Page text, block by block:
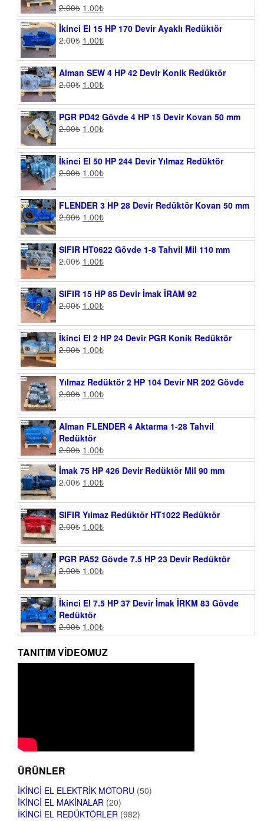
2.00₺ 1.00₺
İkinci El 15 HP 170 Devir Ayaklı Redüktör
2.00₺ 1.00₺
Alman SEW 4 HP 42 Devir Konik Redüktör
2.00₺ 1.00₺
PGR PD42 Gövde 4 HP 15 Devir Kovan 50 mm
2.00₺ 1.00₺
İkinci El 50 HP 244 Devir Yılmaz Redüktör
2.00₺ 1.00₺
FLENDER 3 HP 28 Devir Redüktör Kovan 50 mm
2.00₺ 1.00₺
SIFIR HT0622 Gövde 1-8 Tahvil Mil 110 mm
2.00₺ 1.00₺
SIFIR 15 HP 85 Devir İmak İRAM 92
2.00₺ 1.00₺
İkinci El 2 HP 24 Devir PGR Konik Redüktör
2.00₺ 1.00₺
Yılmaz Redüktör 2 HP 104 Devir NR 202 Gövde
2.00₺ 1.00₺
Alman FLENDER 4 Aktarma 1-28 Tahvil
Redüktör
2.00₺ 1.00₺
İmak 75 HP 426 Devir Redüktör Mil 90 mm
2.00₺ 1.00₺
SIFIR Yılmaz Redüktör HT1022 Redüktör
2.00₺ 1.00₺
PGR PA52 Gövde 7.5 HP 23 Devir Redüktör
2.00₺ 1.00₺
İkinci El 7.5 HP 37 Devir İmak İRKM 83 Gövde
Redüktör
2.00₺ 1.00₺
TANITIM VIDEOMUZ
ÜRÜNLER
İKINCI EL ELEKTRIK MOTORU (50)
İKINCI EL MAKINALAR (20)
İKINCI EL REDÜKTÖRLER (982)